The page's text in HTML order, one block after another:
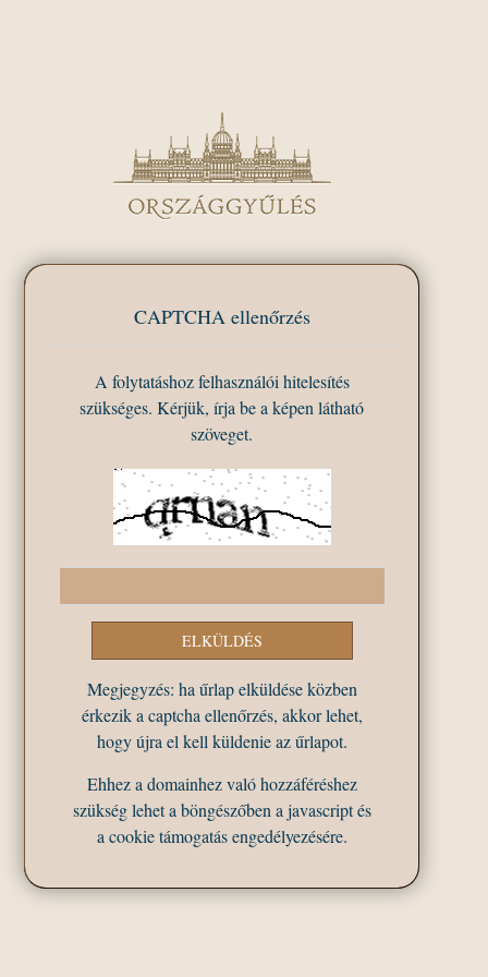
CAPTCHA ellenőrzés
A folytatáshoz felhasználói hitelesítés
szükséges. Kérjük, írja be a képen látható
szöveget.
Megjegyzés: ha űrlap elküldése közben
érkezik a captcha ellenőrzés, akkor lehet,
hogy újra el kell küldenie az űrlapot.
Ehhez a domainhez való hozzáféréshez
szükség lehet a böngészőben a javascript és
a cookie támogatás engedélyezésére.